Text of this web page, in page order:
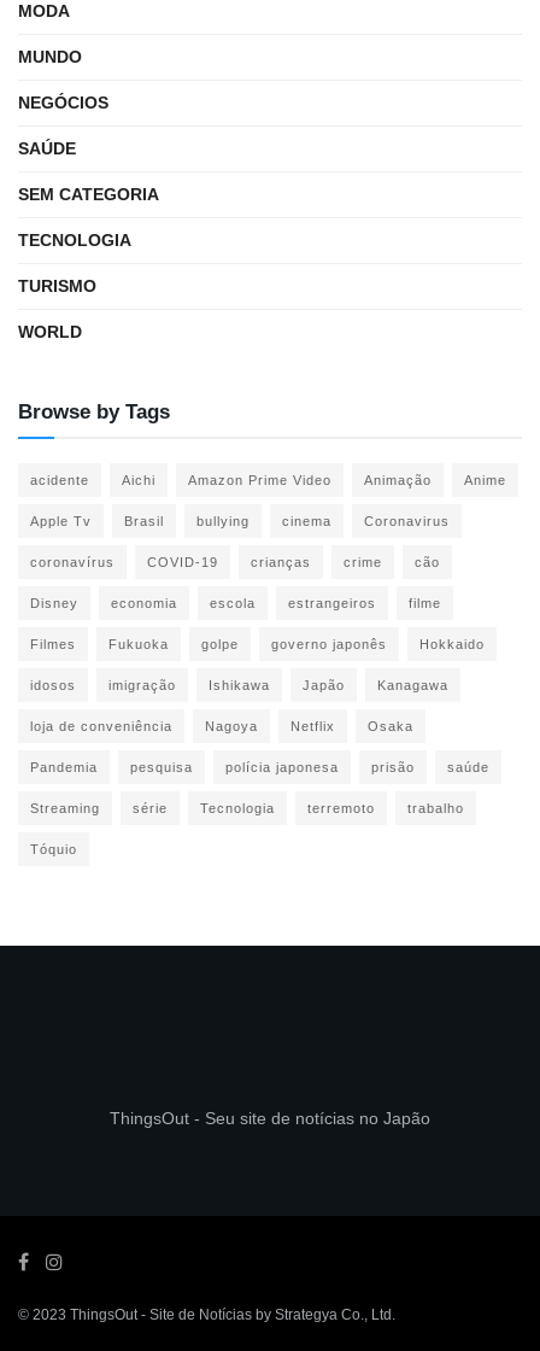
MODA
MUNDO
NEGÓCIOS
SAÚDE
SEM CATEGORIA
TECNOLOGIA
TURISMO
WORLD
Browse by Tags
acidente Aichi Amazon Prime Video Animação Anime
Apple Tv Brasil bullying cinema Coronavirus
coronavírus COVID-19 crianças crime cão
Disney economia escola estrangeiros filme
Filmes Fukuoka golpe governo japonês Hokkaido
idosos imigração Ishikawa Japão Kanagawa
loja de conveniência Nagoya Netflix Osaka
Pandemia pesquisa polícia japonesa prisão saúde
Streaming série Tecnologia terremoto trabalho
Tóquio
ThingsOut - Seu site de notícias no Japão
© 2023 ThingsOut- Site de Notícias by Strategya Co., Ltd .